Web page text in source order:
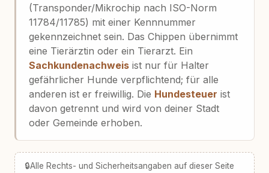
(Transponder/Mikrochip nach ISO-Norm
11784/11785) mit einer Kennnummer
gekennzeichnet sein. Das Chippen übernimmt
eine Tierärztin oder ein Tierarzt. Ein
Sachkundenachweisist nur für Halter
gefährlicher Hunde verpflichtend; für alle
anderen ist er freiwillig. Die Hundesteuer ist
davon getrennt und wird von deiner Stadt
oder Gemeinde erhoben.
🔒Alle Rechts- und Sicherheitsangaben auf dieser Seite